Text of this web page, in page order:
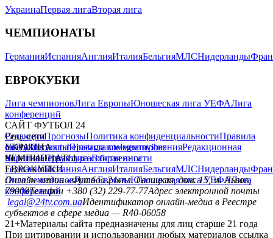
УкраинаПервая лигаВторая лига
ЧЕМПИОНАТЫ
ГерманияИспанияАнглияИталияБельгияМЛСНидерланды
ЕВРОКУБКИ
Лига чемпионовЛига ЕвропыЮношеская лига УЕФАЛига
конференций
САЙТ ФУТБОЛ 24
РедакцияПрогнозыПолитика конфиденциальностиПравила
сайтуКонтактыПравила комментированияРедакционная
политикаСтруктура собственности
Соц. сети
facebookxyoutubeinstagramtelegramviber
УКРАИНА
УкраинаПервая лигаВторая лига
ЧЕМПИОНАТЫ
ГерманияИспанияАнглияИталияБельгияМЛСНидерланды
ЕВРОКУБКИ
Лига чемпионовЛига ЕвропыЮношеская лига УЕФАЛига
конференций
Онлайн-медиа «Футбол 24»пл. Галицкая, дом. 15, м. Львов,
79008Телефон +380 (32) 229-77-77Адрес электронной почты
legal@24tv.com.uaИдентификатор онлайн-медиа в Реестре
субъектов в сфере медиа — R40-06058
21+Материалы сайта предназначены для лиц старше 21 года
При цитировании и использовании любых материалов ссылка